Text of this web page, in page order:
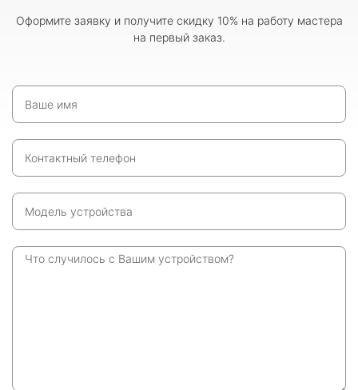
Оформите заявку и получите скидку 10% на работу мастера
на первый заказ.